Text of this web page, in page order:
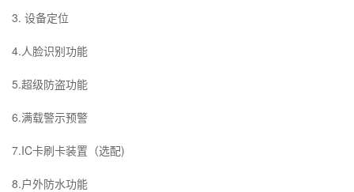
3. 设备定位
4.人脸识别功能
5.超级防盗功能
6.满载警示预警
7.IC卡刷卡装置（选配)
8.户外防水功能